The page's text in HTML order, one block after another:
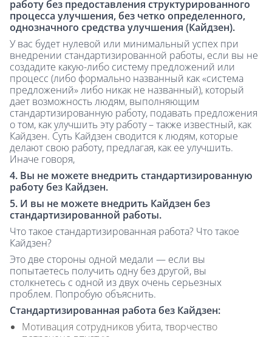
работу без предоставления структурированного
процесса улучшения, без четко определенного,
однозначного средства улучшения (Кайдзен).
У вас будет нулевой или минимальный успех при
внедрении стандартизированной работы, если вы не
создадите какую-либо систему предложений или
процесс (либо формально названный как «система
предложений» либо никак не названный), который
дает возможность людям, выполняющим
стандартизированную работу, подавать предложения
о том, как улучшить эту работу – также известный, как
Кайдзен. Суть Кайдзен сводится к людям, которые
делают свою работу, предлагая, как ее улучшить.
Иначе говоря,
4. Вы не можете внедрить стандартизированную
работу без Кайдзен.
5. И вы не можете внедрить Кайдзен без
стандартизированной работы.
Что такое стандартизированная работа? Что такое
Кайдзен?
Это две стороны одной медали — если вы
попытаетесь получить одну без другой, вы
столкнетесь с одной из двух очень серьезных
проблем. Попробую объяснить.
Стандартизированная работа без Кайдзен:
Мотивация сотрудников убита, творчество